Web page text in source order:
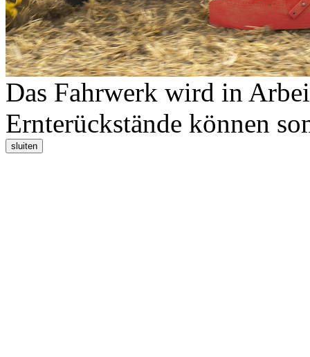
Das Fahrwerk wird in
Ernterückstände können
sluiten